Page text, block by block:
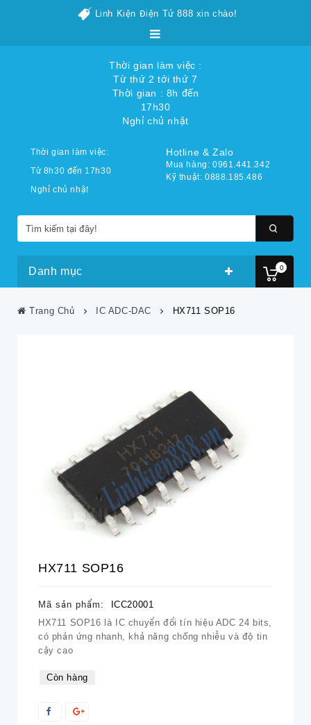
Linh Kiện Điện Tử 888 xin chào!
Thời gian làm việc :
Từ thứ 2 tới thứ 7
Thời gian : 8h đến
17h30
Nghỉ chủ nhật
0
Thời gian làm việc:
Từ 8h30 đến 17h30
Nghỉ chủ nhật
Hotline & Zalo
Mua hàng: 0961.441.342
Kỹ thuật: 0888.185.486
Danh mục
Trang Chủ IC ADC-DAC HX711 SOP16
HX711 SOP16
Mã sản phẩm:
ICC20001
HX711 SOP16 là IC chuyển đổi tín hiệu ADC 24 bits,
có phản ứng nhanh, khả năng chống nhiễu và độ tin
cậy cao
Còn hàng